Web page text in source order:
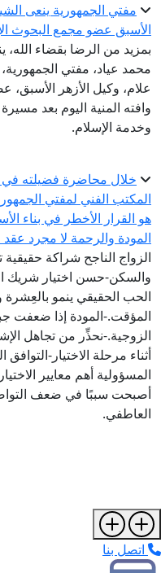
مفتي الجمهورية ينعى
الأسبق عضو مجمع البحوث
بمزيد من الرضا بقضاء الله،
محمد عياد، مفتي
علام، وكيل الأزهر الأسبق،
وافته المنية اليوم بعد
وخدمة الإسلام.
خلال محاضرة فضيلته في
المكتب الفني لمفتي
هو القرار الأخطر في بناء
المودة والرحمة لا مجرد عقد
الزواج الناجح شراكة
والسكن-حسن اختيار شريك
الحب الحقيقي ينمو
المؤقت.-المودة إذا ضعفت
الزوجية.-نحذِّر من تجاهل
أثناء مرحلة الاختيار-
المسؤولية أهم معايير
أصبحت سببًا في ضعف التواصل
العاطفي.
اتصل بنا